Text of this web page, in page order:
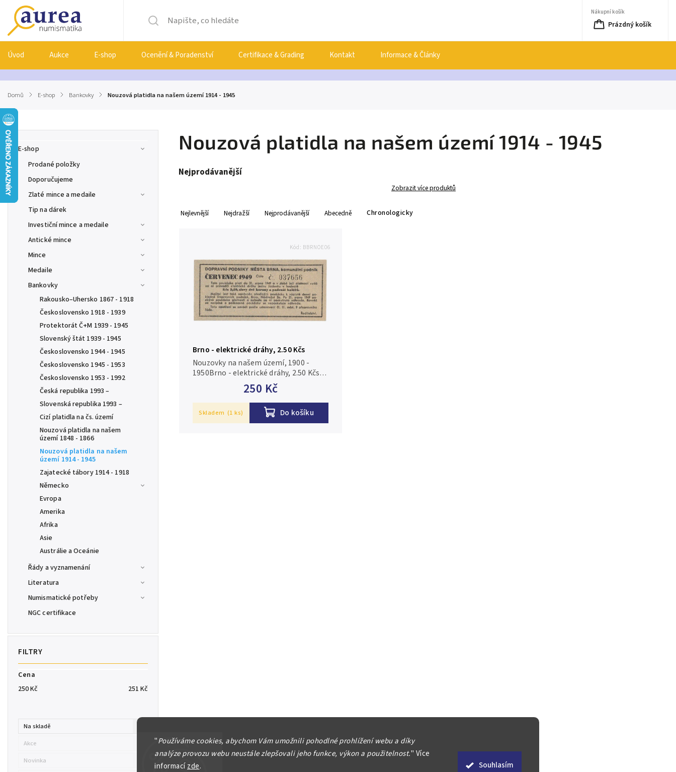
"Používáme cookies, abychom Vám umožnili pohodlné prohlížení webu a díky
analýze provozu webu neustále zlepšovali jeho funkce, výkon a použitelnost." Více
informacízde.
Souhlasím
Nákupní košík
Prázdný košík
Úvod Aukce E-shop Ocenění & Poradenství Certifikace & Grading Kontakt Informace & Články
Domů / E-shop / Bankovky / Nouzová platidla na našem území 1914 - 1945
E-shop
Prodané položky
Doporučujeme
Zlaté mince a medaile
Tip na dárek
Investiční mince a medaile
Antické mince
Mince
Medaile
Bankovky
Rakousko–Uhersko 1867 - 1918
Československo 1918 - 1939
Protektorát Č+M 1939 - 1945
Slovenský štát 1939 - 1945
Československo 1944 - 1945
Československo 1945 - 1953
Československo 1953 - 1992
Česká republika 1993 –
Slovenská republika 1993 –
Cizí platidla na čs. území
Nouzová platidla na našem
území 1848 - 1866
Nouzová platidla na našem
území 1914 - 1945
Zajatecké tábory 1914 - 1918
Německo
Evropa
Amerika
Afrika
Asie
Austrálie a Oceánie
Řády a vyznamenání
Literatura
Numismatické potřeby
NGC certifikace
Cena
250Kč 251 Kč
Na skladě
Akce
Novinka
Nouzová platidla na našem území 1914 - 1945
Nejprodávanější
Zobrazit více produktů
Nejlevnější Nejdražší Nejprodávanější Abecedně Chronologicky
Brno - elektrické dráhy, 2.50 Kčs
červenec 1949, HH.16.1.6
250 Kč
Do košíku
Nouzovky na našem území, 1900 -
1950Brno - elektrické dráhy, 2.50 Kčs
červenec 1949, HH.16.1.6 N/UNC
Skladem (1 ks)
Kód: BBRNOE06